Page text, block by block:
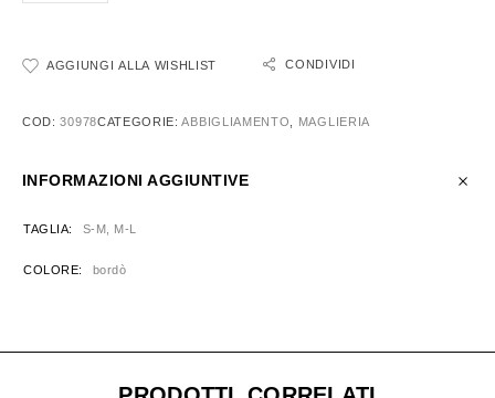
AGGIUNGI ALLA WISHLIST CONDIVIDI
COD:30978CATEGORIE:ABBIGLIAMENTO MAGLIERIA
INFORMAZIONI AGGIUNTIVE
TAGLIA S-M, M-L
COLORE bordò